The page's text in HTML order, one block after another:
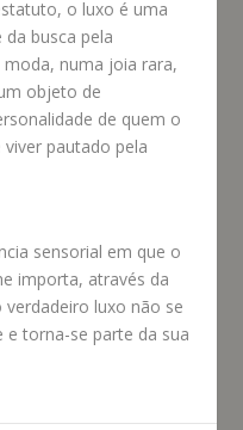
o luxo é uma
busca pela
moda, numa joia rara,
objeto de
de quem o
pautado pela
sensorial em que o
importa, através da
verdadeiro luxo não se
torna-se parte da sua